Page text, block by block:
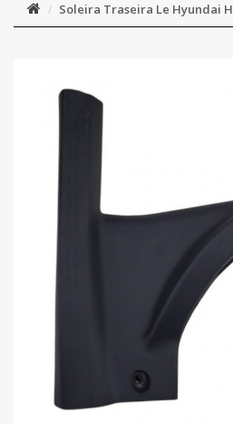
Soleira Traseira Le Hyundai